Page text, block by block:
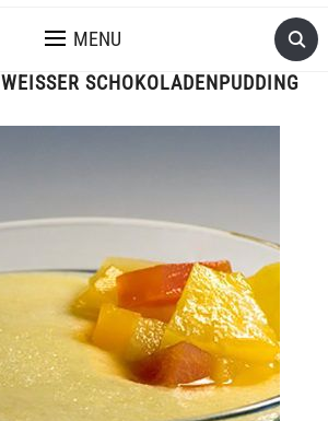
MENU
WEISSER SCHOKOLADENPUDDING